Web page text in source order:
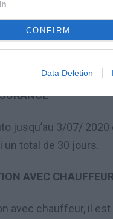
CONFIRM
Data Deletion
» concerne la
31/10/2020.
jusqu’au 3/07/
total de 30 jours.
AVEC
avec chauffeur, il